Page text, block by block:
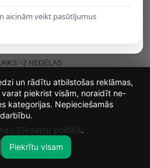
0
~2 NEDĒĻAS
aicinām veikt pasūtījumus
23
MIN.
32
un rādītu atbilstošas reklāmas,
piekrist visām, noraidīt ne-
kategorijas. Nepieciešamās
/ Sīkdatņu politikā.
Piekrītu visam